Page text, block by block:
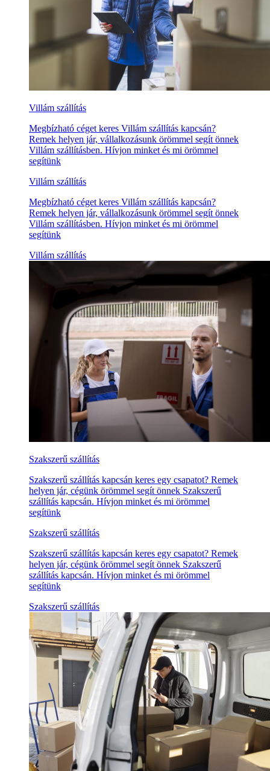
Villám szállítás
Megbízható céget keres Villám szállítás kapcsán?
Remek helyen jár, vállalkozásunk örömmel segít önnek
Villám szállításben. Hívjon minket és mi örömmel
segítünk
Villám szállítás
Megbízható céget keres Villám szállítás kapcsán?
Remek helyen jár, vállalkozásunk örömmel segít önnek
Villám szállításben. Hívjon minket és mi örömmel
segítünk
Villám szállítás
Szakszerű szállítás
Szakszerű szállítás kapcsán keres egy csapatot? Remek
helyen jár, cégünk örömmel segít önnek Szakszerű
szállítás kapcsán. Hívjon minket és mi örömmel
segítünk
Szakszerű szállítás
Szakszerű szállítás kapcsán keres egy csapatot? Remek
helyen jár, cégünk örömmel segít önnek Szakszerű
szállítás kapcsán. Hívjon minket és mi örömmel
segítünk
Szakszerű szállítás